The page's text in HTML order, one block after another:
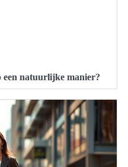
een natuurlijke manier?